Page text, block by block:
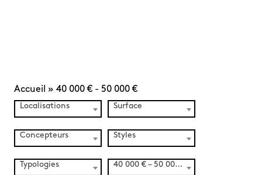
Accueil » 40 000 € - 50 000 €
Localisations Surface
Concepteurs Styles
Typologies 40 000 € – 50 000 € (57)